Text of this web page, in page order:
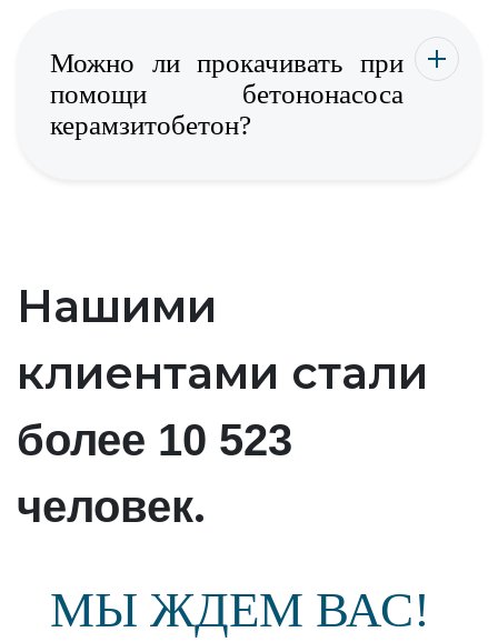
Можно ли прокачивать при
помощи бетононасоса
керамзитобетон?
Нашими
клиентами стали
более 10 523
человек.
МЫ ЖДЕМ ВАС!